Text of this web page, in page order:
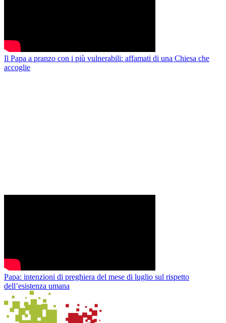
Il Papa a pranzo con i più vulnerabili: affamati di una Chiesa che
accoglie
Papa: intenzioni di preghiera del mese di luglio sul rispetto
dell’esistenza umana